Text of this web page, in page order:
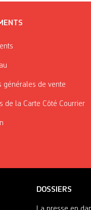
générales de vente
de la Carte Côté Courrier
DOSSIERS